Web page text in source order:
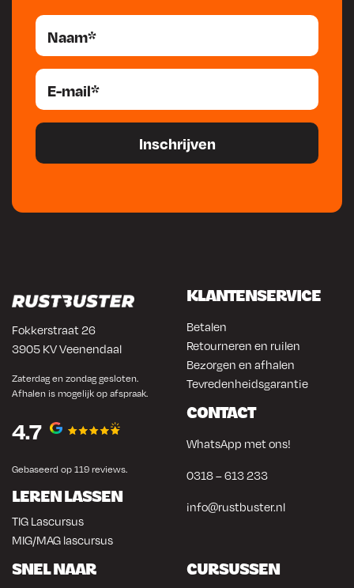
Fokkerstraat 26
3905 KV Veenendaal
Zaterdag en zondag gesloten.
Afhalen is mogelijk op afspraak.
4.7
Gebaseerd op 119 reviews.
LEREN LASSEN
TIG Lascursus
MIG/MAG lascursus
KLANTENSERVICE
Betalen
Retourneren en ruilen
Bezorgen en afhalen
Tevredenheidsgarantie
CONTACT
WhatsApp met ons!
0318 – 613 233
info@rustbuster.nl
SNEL NAAR CURSUSSEN